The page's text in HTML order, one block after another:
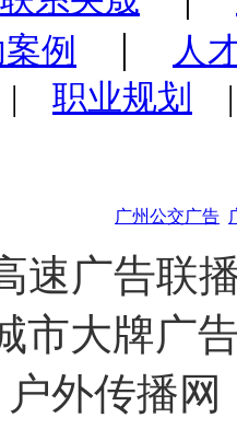
例 |
人
职业规划
广州公交广告
速广告联
市大牌广
户外传播